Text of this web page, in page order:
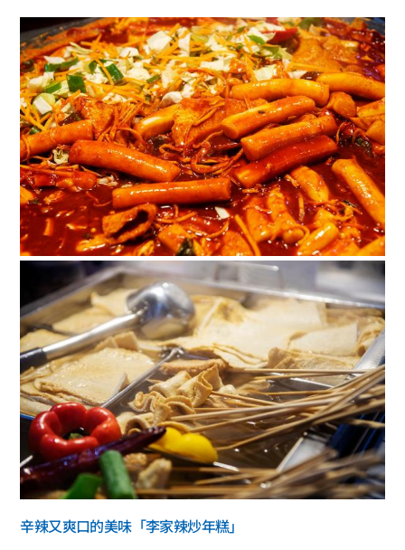
辛辣又爽口的美味「李家辣炒年糕」